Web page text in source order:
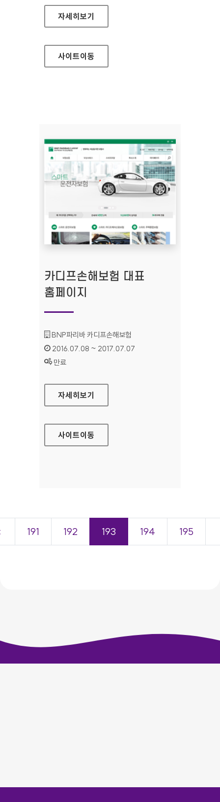
대구시설공단 이동지원센터 대표 홈페이지
자세히보기
사이트이동
카디프손해보험 대표
홈페이지
기관명 :
BNP파리바 카디프손해보험
인증기간 :
2016.07.08 ~ 2017.07.07
상태 :
만료
카디프손해보험 대표 홈페이지
자세히보기
사이트이동
191 192 193 194 195